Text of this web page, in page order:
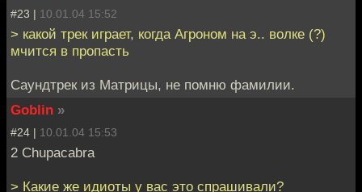
#23 | 10.01.04 15:52
> какой трек играет, когда Агроном на э.. волке (?)
мчится в пропасть
Саундтрек из Матрицы, не помню фамилии.
Goblin »
#24 | 10.01.04 15:53
2 Chupacabra
> Какие же идиоты у вас это спрашивали?